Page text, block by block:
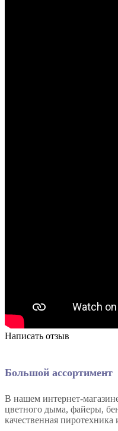
Написать отзыв
Большой ассортимент
В нашем интернет-
цветного дыма, файеры,
качественная